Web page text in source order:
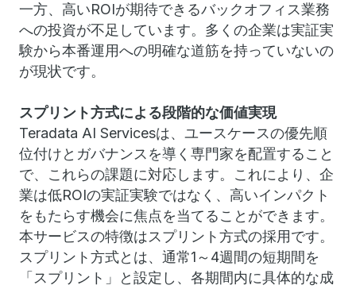
一方、高いROIが期待できるバックオフィス業務
への投資が不足しています。多くの企業は実証実
験から本番運用への明確な道筋を持っていないの
が現状です。
スプリント方式による段階的な価値実現
Teradata AI Servicesは、ユースケースの優先順
位付けとガバナンスを導く専門家を配置すること
で、これらの課題に対応します。これにより、企
業は低ROIの実証実験ではなく、高いインパクト
をもたらす機会に焦点を当てることができます。
本サービスの特徴はスプリント方式の採用です。
スプリント方式とは、通常1～4週間の短期間を
「スプリント」と設定し、各期間内に具体的な成